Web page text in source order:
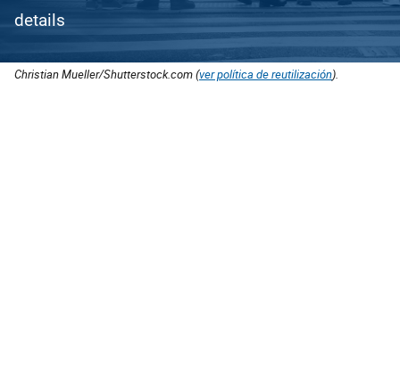
details
Christian Mueller/Shutterstock.com (ver política de reutilización).